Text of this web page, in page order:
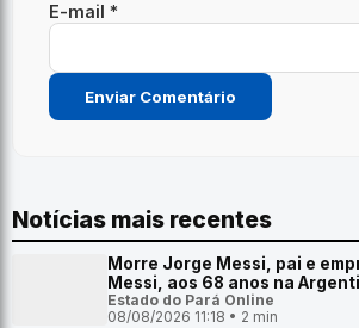
E-mail *
Notícias mais recentes
Morre Jorge Messi, pai e
Messi, aos 68 anos na
Estado do Pará Online
08/08/2026 11:18 • 2 min